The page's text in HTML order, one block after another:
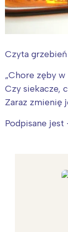
Czyta grzebień
„Chore zęby
Czy siekacze,
Zaraz zmienię
Podpisane jest